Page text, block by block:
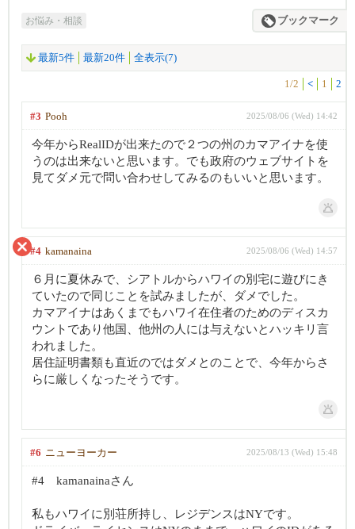
お悩み・相談 ブックマーク
最新5件 最新20件 全表示(7)
1/2 < 1 2
#3 Pooh 2025/08/06 (Wed) 14:42
今年からRealIDが出来たので２つの州のカマアイナを使
うのは出来ないと思います。でも政府のウェブサイトを
見てダメ元で問い合わせしてみるのもいいと思います。
#4 kamanaina 2025/08/06 (Wed) 14:57
６月に夏休みで、シアトルからハワイの別宅に遊びにき
ていたので同じことを試みましたが、ダメでした。
カマアイナはあくまでもハワイ在住者のためのディスカ
ウントであり他国、他州の人には与えないとハッキリ言
われました。
居住証明書類も直近のではダメとのことで、今年からさ
らに厳しくなったそうです。
#6 ニューヨーカー 2025/08/13 (Wed) 15:48
#4 kamanainaさん
私もハワイに別荘所持し、レジデンスはNYです。